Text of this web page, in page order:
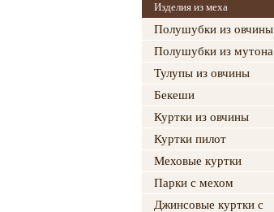
Изделия из меха
Полушубки из овчины
Полушубки из мутона
Тулупы из овчины
Бекеши
Куртки из овчины
Куртки пилот
Меховые куртки
Парки с мехом
Джинсовые куртки с